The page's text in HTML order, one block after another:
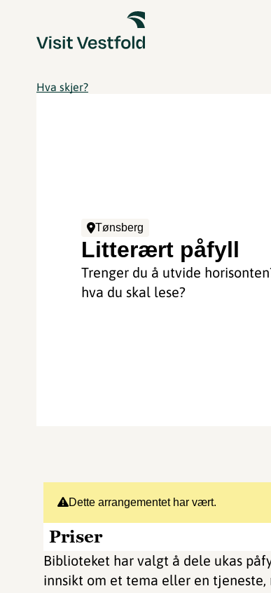
Hva skjer?
Tønsberg
Litterært påfyll
Trenger du å utvide
hva du skal lese?
Dette arrangementet har vært.
Priser
Biblioteket har valgt å dele ukas
innsikt om et tema eller en